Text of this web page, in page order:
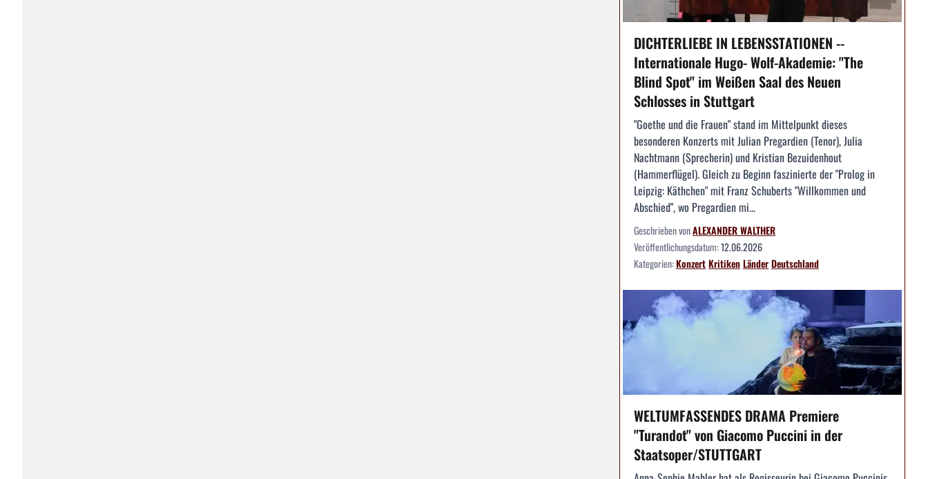
DICHTERLIEBE IN LEBENSSTATIONEN --
Internationale Hugo- Wolf-Akademie: "The
Blind Spot" im Weißen Saal des Neuen
Schlosses in Stuttgart
"Goethe und die Frauen" stand im Mittelpunkt dieses
besonderen Konzerts mit Julian Pregardien (Tenor), Julia
Nachtmann (Sprecherin) und Kristian Bezuidenhout
(Hammerflügel). Gleich zu Beginn faszinierte der "Prolog in
Leipzig: Käthchen" mit Franz Schuberts "Willkommen und
Abschied", wo Pregardien mi...
Geschrieben vonALEXANDER WALTHER
Veröffentlichungsdatum:12.06.2026
Kategorien:KonzertKritikenLänderDeutschland
WELTUMFASSENDES DRAMA Premiere
"Turandot" von Giacomo Puccini in der
Staatsoper/STUTTGART